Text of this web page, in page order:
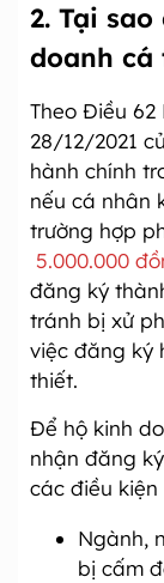
2. Tại
doanh cá
Theo Điều
28/12/2021
hành chính
nếu cá nhân
trường hợp
5.000.000
đăng ký
tránh bị xử
việc đăng ký
thiết.
Để hộ kinh
nhận đăng
các điều kiện
Ngành,
bị cấm